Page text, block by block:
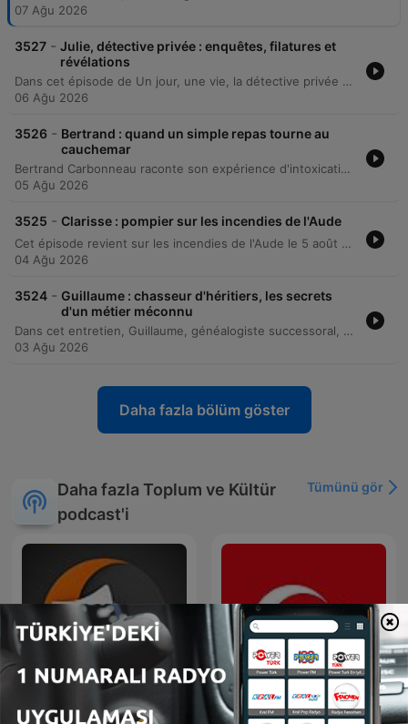
07 Ağu 2026
3527 - Julie, détective privée : enquêtes, filatures et
révélations
Dans cet épisode de Un jour, une vie, la détective privée Julie Catalifo présente les coulisses de son métier, des stratégies d'anonymat à la diversité de ses missions, allant de la fraude à l'assurance à la protection animale. L'avocate Emma Léotti apporte un éclairage essentiel sur le cadre juridique, notamment concernant le respect de la vie privée et la recevabilité des preuves devant la justice.
06 Ağu 2026
3526 - Bertrand : quand un simple repas tourne au
cauchemar
Bertrand Carbonneau raconte son expérience d'intoxication grave après avoir consommé une courge amère, causée par la cucurbitacine. Ce poison, issu d'un croisement accidentel entre variétés, a provoqué des symptômes sévères, incluant la perte de cheveux et de peau. L'émission aborde ensuite l'absence d'information des magasins lors de tels incidents et l'analyse des mécanismes de surveillance alimentaire par l'expert Pascal Hébel. Enfin, la présentation de l'application Alerte Conso permet de découvrir comment recevoir des notifications proactives sur les rappels de produits.
05 Ağu 2026
3525 - Clarisse : pompier sur les incendies de l'Aude
Cet épisode revient sur les incendies de l'Aude le 5 août dernier à travers les témoignages de Clarisse, une pompière, et d'Eglantine, habitante du village de Ribaud. Elles décrivent la progression rapide des flammes, les procédures d'urgence pour survivre au milieu des feux et l'ambiance de guerre vécue lors de l'intervention des secours. L'entretien explore également le parcours professionnel de Clarisse, de sa vocation initiale chez les jeunes sapeurs-pompiers jusqu'aux réalités du métier. L'épisode aborde les qualités essentielles pour devenir pompier, telles que l'esprit d'équipe et la bienveillance, tout en lançant un appel aux futurs volontaires.
04 Ağu 2026
3524 - Guillaume : chasseur d'héritiers, les secrets
d'un métier méconnu
Dans cet entretien, Guillaume, généalogiste successoral, explique son métier de chercheur d'héritiers et partage des anecdotes marquantes, allant de découvertes fortunées à des secrets de famille sordides. Il évoque également les particularités de ses enquêtes lors d'inventaires, comme la découverte d'objets insolites ou de trésors cachés. L'exploration des coulisses du métier aborde la responsabilité juridique, l'aspect international des recherches et la complexité des successions. L'invité raconte comment il a résolu une énigme familiale impliquant un enfant caché, tout en soulignant l'importance de conserver des preuves physiques pour prouver une filiation.
03 Ağu 2026
Daha fazla bölüm göster
Daha fazla Toplum ve Kültür
podcast'i
Tümünü gör